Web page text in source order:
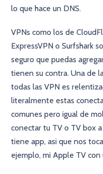
lo que hace un DNS.
VPNs como los de
ExpressVPN o Surfshark
seguro que puedas
tienen su contra. Una de
todas las VPN es
literalmente estas
comunes pero igual de
conectar tu TV o TV box
tiene app, asi que nos
ejemplo, mi Apple TV